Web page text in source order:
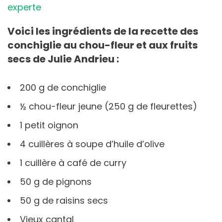
experte
Voici les ingrédients de la recette des
conchiglie au chou-fleur et aux fruits
secs de Julie Andrieu :
200 g de conchiglie
½ chou-fleur jeune (250 g de fleurettes)
1 petit oignon
4 cuillères à soupe d’huile d’olive
1 cuillère à café de curry
50 g de pignons
50 g de raisins secs
Vieux cantal